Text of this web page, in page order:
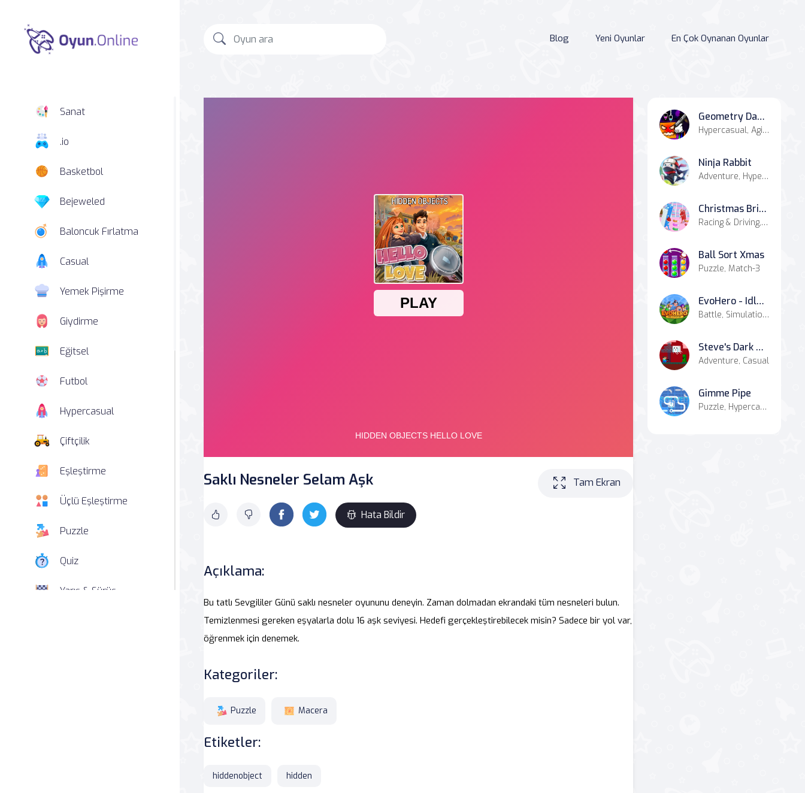
Sanat
.io
Basketbol
Bejeweled
Baloncuk Fırlatma
Casual
Yemek Pişirme
Giydirme
Eğitsel
Futbol
Hypercasual
Çiftçilik
Eşleştirme
Üçlü Eşleştirme
Puzzle
Quiz
Yarış & Sürüş
Blog Yeni Oyunlar En Çok Oynanan Oyunlar
Saklı Nesneler Selam Aşk
Hata Bildir
Tam Ekran
Açıklama:
Bu tatlı Sevgililer Günü saklı nesneler oyununu deneyin. Zaman dolmadan ekrandaki tüm nesneleri bulun.
Temizlenmesi gereken eşyalarla dolu 16 aşk seviyesi. Hedefi gerçekleştirebilecek misin? Sadece bir yol var,
öğrenmek için denemek.
Kategoriler:
Puzzle Macera
Etiketler:
hiddenobject hidden
Geometry Dash Nemesis
Hypercasual, Agility, Casual
Ninja Rabbit
Adventure, Hypercasual
Christmas Bridge Runner
Racing & Driving, Hypercasual, Agility
Ball Sort Xmas
Puzzle, Match-3
EvoHero - Idle Gladiators
Battle, Simulation, Strategy
Steve's Dark Realm Adventure
Adventure, Casual
Gimme Pipe
Puzzle, Hypercasual